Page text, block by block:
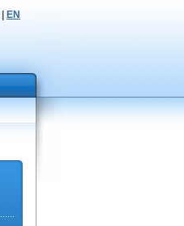
EN